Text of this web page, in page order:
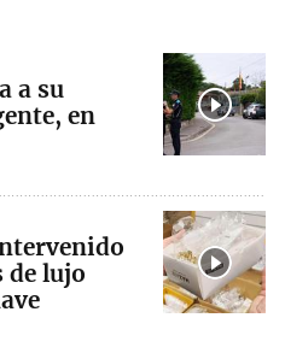
a su
en
de lujo